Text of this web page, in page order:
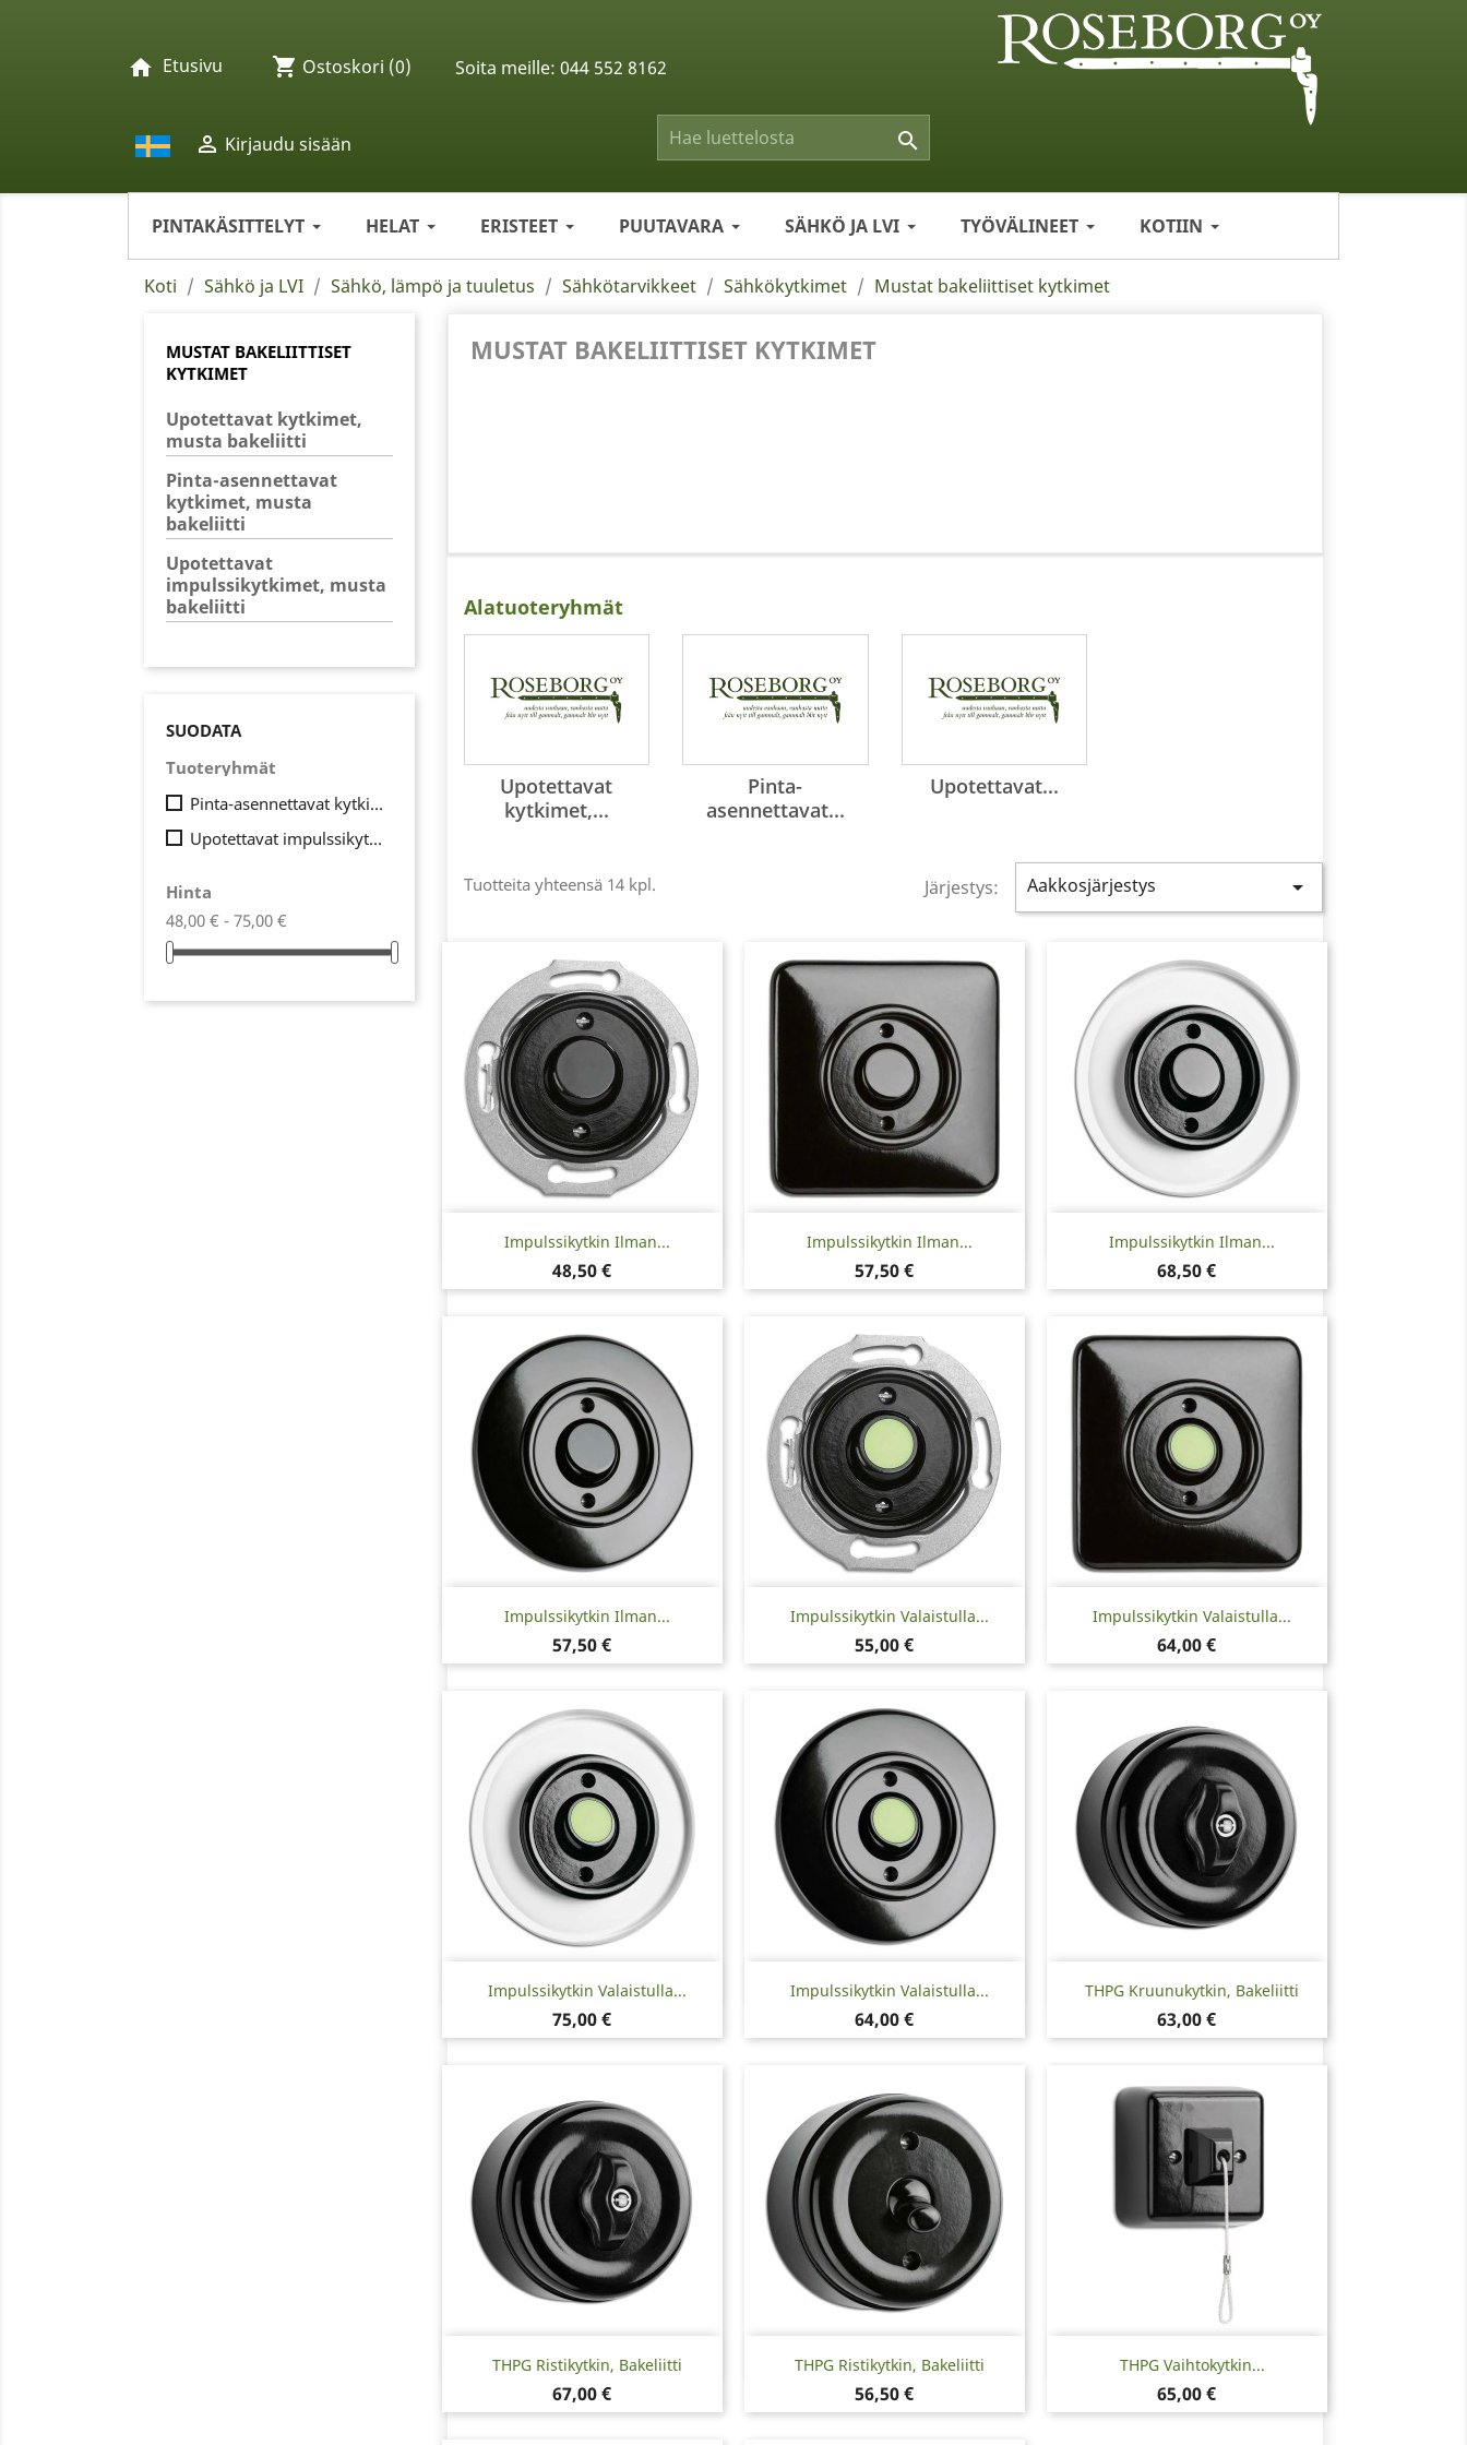

home Etusivu
 Kirjaudu sisään
shopping_cart Ostoskori (0)
PINTAKÄSITTELYT HELAT ERISTEET PUUTAVARA SÄHKÖ JA LVI TYÖVÄLINEET KOTIIN
Soita meille: 044 552 8162
Koti Sähkö ja LVI Sähkö, lämpö ja tuuletus Sähkötarvikkeet Sähkökytkimet Mustat bakeliittiset kytkimet
MUSTAT BAKELIITTISET
KYTKIMET
Upotettavat kytkimet,
musta bakeliitti
Pinta-asennettavat
kytkimet, musta
bakeliitti
Upotettavat
impulssikytkimet, musta
bakeliitti
SUODATA
Tuoteryhmät
Pinta-asennettavat kytkimet, musta bakeliitti
(6)
Upotettavat impulssikytkimet, musta bakeliitti
Hinta
48,00 € - 75,00 €
MUSTAT BAKELIITTISET KYTKIMET
Alatuoteryhmät
Upotettavat
kytkimet,...
Pinta-
asennettavat...
Upotettavat...
Tuotteita yhteensä 14 kpl. Järjestys: Aakkosjärjestys 
Impulssikytkin Ilman...
Hinta
48,50 €
Pikakatselu Impulssikytkin Ilman...
Hinta
57,50 €
Pikakatselu Impulssikytkin Ilman...
Hinta
68,50 €
Pikakatselu
Impulssikytkin Ilman...
Hinta
57,50 €
Pikakatselu Impulssikytkin Valaistulla...
Hinta
55,00 €
Pikakatselu Impulssikytkin Valaistulla...
Hinta
64,00 €
Pikakatselu
Impulssikytkin Valaistulla...
Hinta
75,00 €
Pikakatselu Impulssikytkin Valaistulla...
Hinta
64,00 €
Pikakatselu THPG Kruunukytkin, Bakeliitti
Hinta
63,00 €
Pikakatselu
THPG Ristikytkin, Bakeliitti
Hinta
67,00 €
Pikakatselu THPG Ristikytkin, Bakeliitti
Hinta
56,50 €
Pikakatselu THPG Vaihtokytkin...
Hinta
65,00 €
Pikakatselu